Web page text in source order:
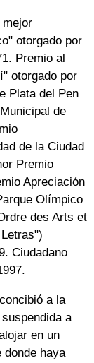
mejor
otorgado por
Premio al
otorgado por
Plata del Pen
de
de la Ciudad
Premio
Apreciación
Olímpico
des Arts et
Ciudadano
a la
a
en un
haya